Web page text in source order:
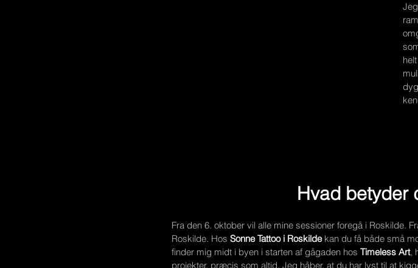
Hvad betyder
Fra den 6. oktober vil alle mine sessioner foregå i Roskilde.
Roskilde. Hos Sonne Tattoo i Roskilde kan du få både små
finder mig midt i byen i starten af gågaden hos Timeless Art,
projekter, præcis som altid. Jeg håber, at du har lyst til at